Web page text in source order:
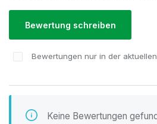
Bewertung schreiben
Bewertungen nur in der
Keine Bewertungen